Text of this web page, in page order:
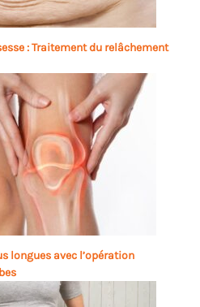
: Traitement du relâchement
longues avec l’opération